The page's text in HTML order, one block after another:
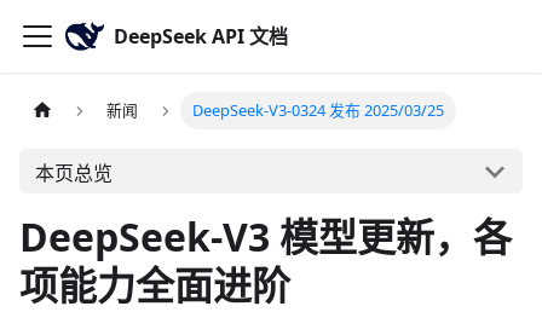
DeepSeek API 文档
新闻 DeepSeek-V3-0324 发布 2025/03/25
本页总览
DeepSeek-V3 模型更新，各
项能力全面进阶